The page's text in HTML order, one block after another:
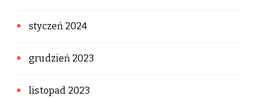
styczeń 2024
grudzień 2023
listopad 2023